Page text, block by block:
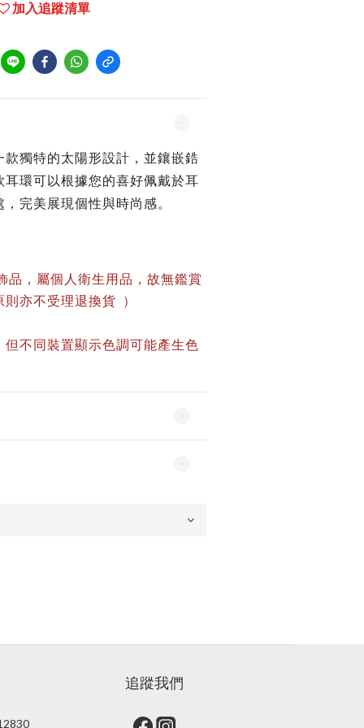
加入追蹤清單
獨特的太陽形設計， 並鑲嵌鋯
耳環可以根據您的喜好佩戴於耳
完美展現個性與時尚感。
品，屬個人衛生用品，故無鑑賞
則亦不受理退換貨 ）
不同裝置顯示色調可能產生色
追蹤我們